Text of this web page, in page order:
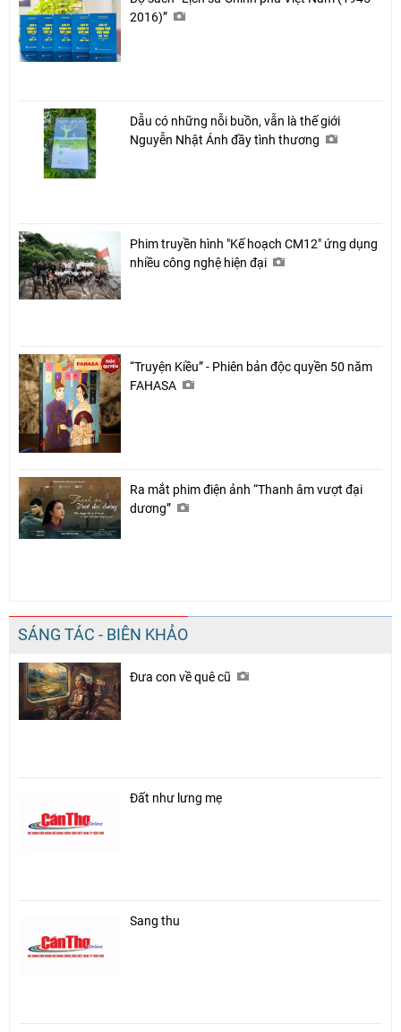
2016)”
Dẫu có những nỗi buồn, vẫn là thế giới
Nguyễn Nhật Ánh đầy tình thương
Phim truyền hình "Kế hoạch CM12" ứng dụng
nhiều công nghệ hiện đại
“Truyện Kiều” - Phiên bản độc quyền 50 năm
FAHASA
Ra mắt phim điện ảnh “Thanh âm vượt đại
dương”
SÁNG TÁC - BIÊN KHẢO
Đưa con về quê cũ
Đất như lưng mẹ
Sang thu